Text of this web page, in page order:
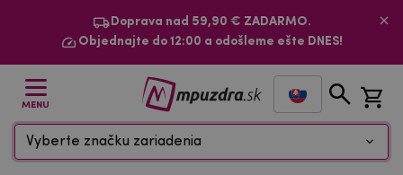
Doprava nad 59,90 € ZADARMO.
Objednajte do 12:00 a odošleme ešte DNES!
MENU
Vyberte značku zariadenia